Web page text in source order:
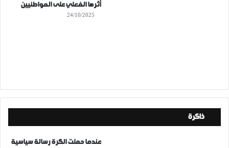
أثرها الفعلي على المواطنيين
24/10/2025
ذاكرة
عندما حملت الكرة رسالة سياسية